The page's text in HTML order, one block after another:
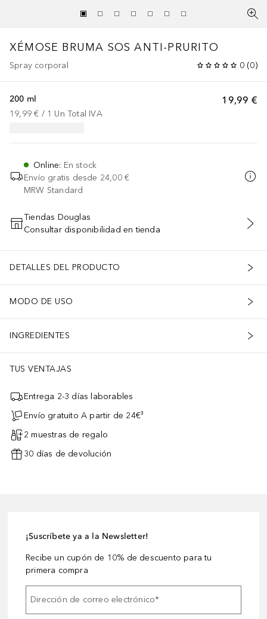
XÉMOSE BRUMA SOS ANTI-PRURITO
Spray corporal 0 (0)
19,99 €
200 ml
19,99 € / 1 Un Total IVA
Online: En stock
Envío gratis desde 24,00 €
MRW Standard
AÑADIR AL CARRITO
Tiendas Douglas
Consultar disponibilidad en tienda
DETALLES DEL PRODUCTO
MODO DE USO
INGREDIENTES
TUS VENTAJAS
Entrega 2-3 días laborables
Envío gratuito A partir de 24€³
2 muestras de regalo
30 días de devolución
¡Suscríbete ya a la Newsletter!
Recibe un cupón de 10% de descuento para tu
primera compra
Dirección de correo electrónico*